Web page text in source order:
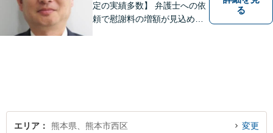
定の実績多数】 弁護士への依
頼で慰謝料の増額が見込めま
る
エリア 熊本県、熊本市西区 変更